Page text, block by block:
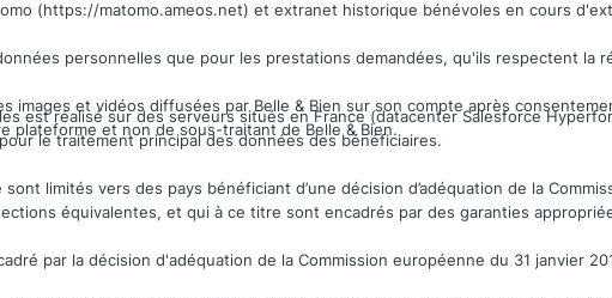
(https://matomo.ameos.net) et extranet historique bénévoles en cours
personnelles que pour les prestations demandées, qu'ils respectent la
images et vidéos diffusées par Belle & Bien sur son compte après
plateforme et non de sous-traitant de Belle & Bien.
est réalisé sur des serveurs situés en France (datacenter Salesforce
le traitement principal des données des bénéficiaires.
limités vers des pays bénéficiant d’une décision d’adéquation de la
équivalentes, et qui à ce titre sont encadrés par des garanties
par la décision d'adéquation de la Commission européenne du 31 janvier